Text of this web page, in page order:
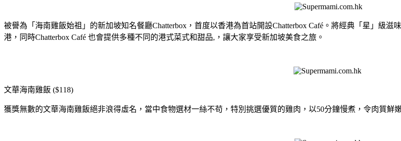
被譽為「海南雞飯始祖」的新加坡知名餐廳Chatterbox，首度以香港為首站開設Chatterbox Café。將經典「星」級
港，同時Chatterbox Café 也會提供多種不同的港式菜式和甜品,，讓大家享受新加坡美食之旅。
文華海南雞飯 ($118)
獲獎無數的文華海南雞飯絕非浪得虛名，當中食物選材一絲不苟，特別挑選優質的雞肉，以50分鐘慢煮，令肉質鮮